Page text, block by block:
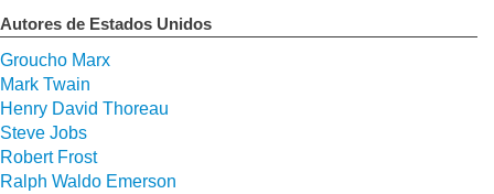
Autores de Estados Unidos
Groucho Marx
Mark Twain
Henry David Thoreau
Steve Jobs
Robert Frost
Ralph Waldo Emerson